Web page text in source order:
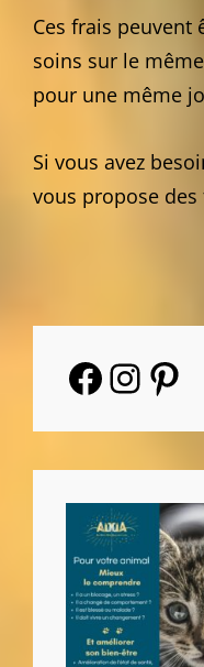
Ces frais peuvent
soins sur le
pour une même
Si vous avez
vous propose